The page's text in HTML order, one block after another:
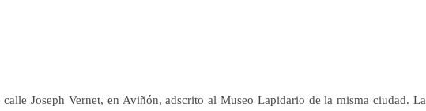
Joseph Vernet, en Aviñón, adscrito al Museo Lapidario de la misma ciudad. La